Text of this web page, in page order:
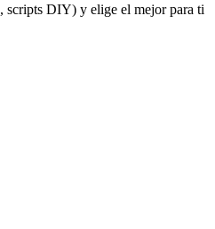
scripts DIY) y elige el mejor para ti